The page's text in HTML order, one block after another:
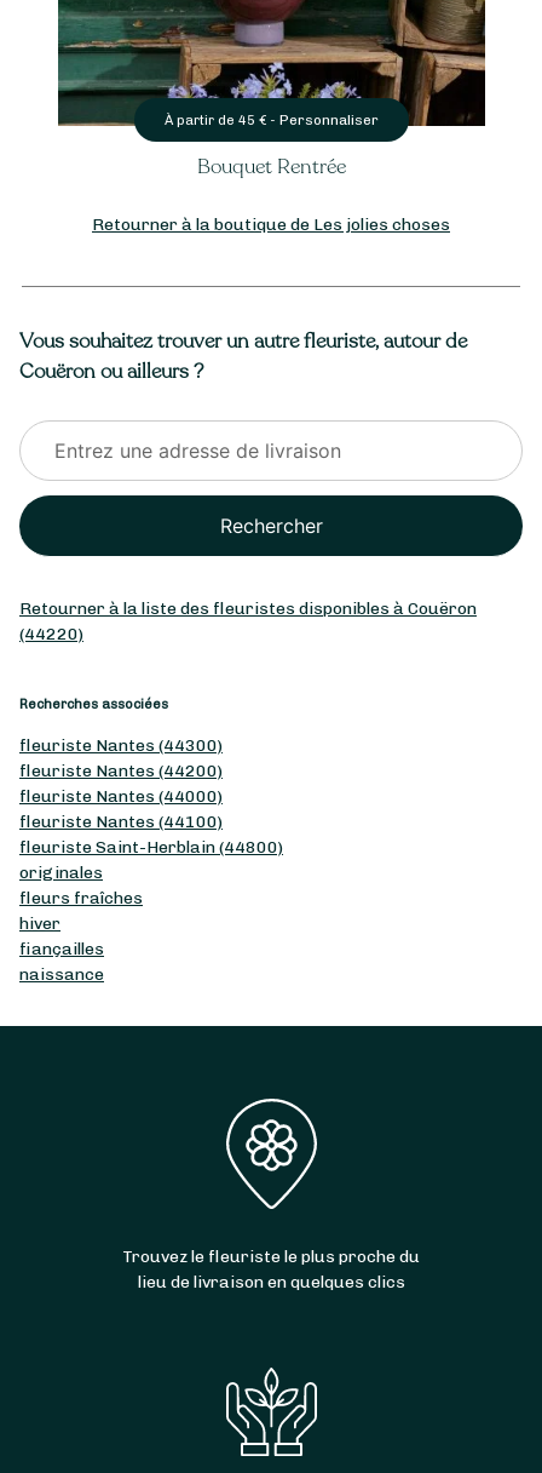
À partir de 45 € - Personnaliser
Bouquet Rentrée
Retourner à la boutique de Les jolies choses
Vous souhaitez trouver un autre fleuriste, autour de
Couëron ou ailleurs ?
Rechercher
Retourner à la liste des fleuristes disponibles à Couëron
(44220)
Recherches associées
fleuriste Nantes (44300)
fleuriste Nantes (44200)
fleuriste Nantes (44000)
fleuriste Nantes (44100)
fleuriste Saint-Herblain (44800)
originales
fleurs fraîches
hiver
fiançailles
naissance
Trouvez le fleuriste le plus proche du
lieu de livraison en quelques clics